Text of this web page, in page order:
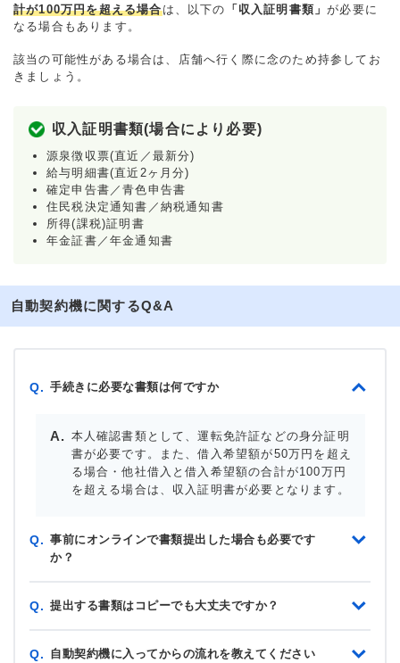
計が100万円を超える場合は、以下の 「収入証明書類」が必要に
なる場合もあります。
該当の可能性がある場合は、店舗へ行く際に念のため持参してお
きましょう。
収入証明書類(場合により必要)
源泉徴収票(直近／最新分)
給与明細書(直近2ヶ月分)
確定申告書／青色申告書
住民税決定通知書／納税通知書
所得(課税)証明書
年金証書／年金通知書
自動契約機に関するQ&A
Q. 手続きに必要な書類は何ですか
本人確認書類として、運転免許証などの身分証明
書が必要です。また、借入希望額が50万円を超え
る場合・他社借入と借入希望額の合計が100万円
を超える場合は、収入証明書が必要となります。
Q. 事前にオンラインで書類提出した場合も必要です
か？
Q. 提出する書類はコピーでも大丈夫ですか？
Q. 自動契約機に入ってからの流れを教えてください